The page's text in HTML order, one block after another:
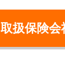
取扱保険会